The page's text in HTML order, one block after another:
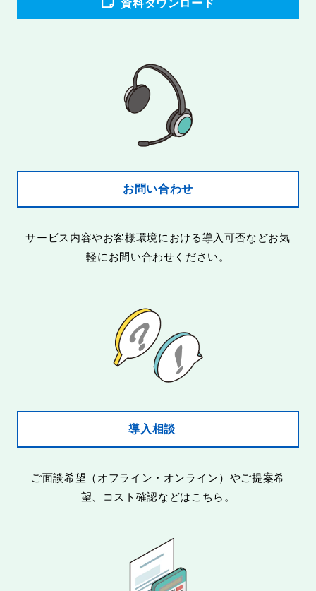
資料ダウンロード
お問い合わせ
サービス内容やお客様環境における導入可否などお気
軽にお問い合わせください。
導入相談
ご面談希望（オフライン・オンライン）やご提案希
望、コスト確認などはこちら。